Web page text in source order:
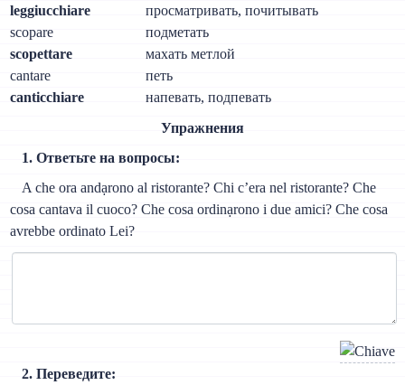
leggiucchiare
просматривать, почитывать
scopare
подметать
scopettare
махать метлой
cantare
петь
canticchiare
напевать, подпевать
Упражнения
1. Ответьте на вопросы:
A che ora andạrono al ristorante? Chi c’era nel ristorante? Che
cosa cantava il cuoco? Che cosa ordinạrono i due amici? Che cosa
avrebbe ordinato Lei?
2. Переведите: